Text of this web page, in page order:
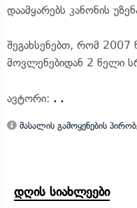
დაამყარებს კანონის
შეგახსენებთ, რომ
მოვლენებიდან 2 წელი
ავტორი: . .
მასალის გამოყენების
დღის სიახლეები